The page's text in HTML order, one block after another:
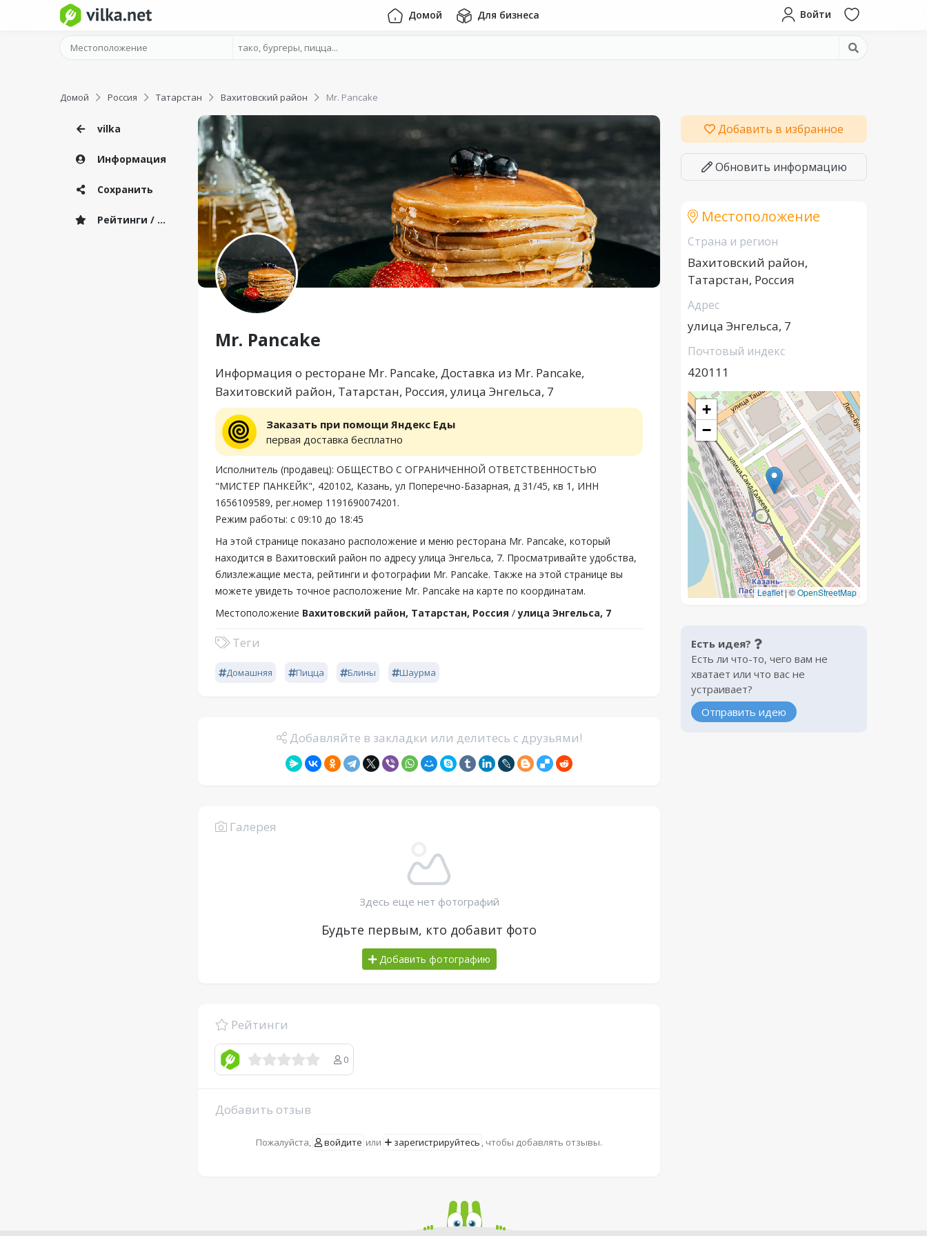
Домой Для бизнеса Войти
Домой Россия Татарстан Вахитовский район Mr. Pancake
vilka
Информация
Сохранить
Рейтинги / Отзывы
Mr. Pancake
Информация о ресторане Mr. Pancake, Доставка из Mr. Pancake,
Вахитовский район, Татарстан, Россия, улица Энгельса, 7
Заказать при помощи Яндекс Еды
первая доставка бесплатно
Исполнитель (продавец): ОБЩЕСТВО С ОГРАНИЧЕННОЙ ОТВЕТСТВЕННОСТЬЮ
"МИСТЕР ПАНКЕЙК", 420102, Казань, ул Поперечно-Базарная, д 31/45, кв 1, ИНН
1656109589, рег.номер 1191690074201.
Режим работы: с 09:10 до 18:45
На этой странице показано расположение и меню ресторана Mr. Pancake, который
находится в Вахитовский район по адресу улица Энгельса, 7. Просматривайте удобства,
близлежащие места, рейтинги и фотографии Mr. Pancake. Также на этой странице вы
можете увидеть точное расположение Mr. Pancake на карте по координатам.
Местоположение Вахитовский район, Татарстан, Россия /улица Энгельса, 7
Теги
Домашняя Пицца Блины Шаурма
Добавляйте в закладки или делитесь с друзьями!
Галерея
Здесь еще нет фотографий
Будьте первым, кто добавит фото
Добавить фотографию
Рейтинги
0
Добавить отзыв
Пожалуйста, войдите или зарегистрируйтесь , чтобы добавлять отзывы.
Добавить в избранное
Обновить информацию
Местоположение
Страна и регион
Вахитовский район,
Татарстан, Россия
Адрес
улица Энгельса, 7
Почтовый индекс
420111
+
−
Leaflet|©OpenStreetMap
Есть идея?
Есть ли что-то, чего вам не
хватает или что вас не
устраивает?
Отправить идею